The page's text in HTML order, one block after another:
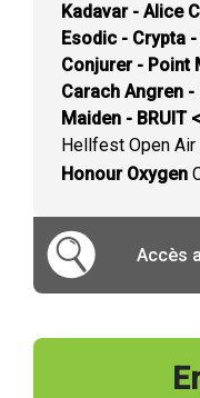
Kadavar - Alice
Esodic - Crypta
Conjurer - Point
Carach Angren
Maiden - BRUIT
Hellfest Open
Honour Oxygen
Accès